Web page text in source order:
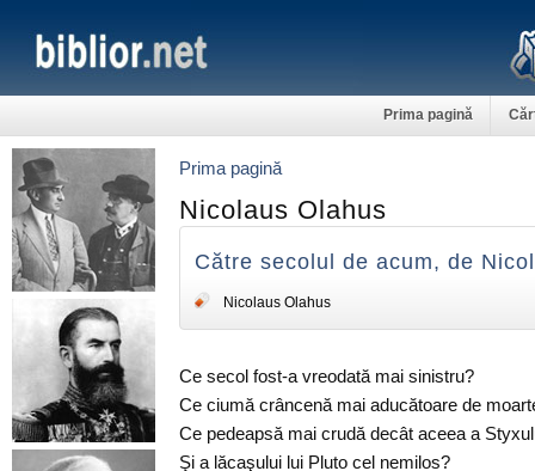
Prima pagină
Prima pagină
Nicolaus Olahus
Către secolul de acum, de
Nicolaus Olahus
Ce secol fost-a vreodată mai sinistru?
Ce ciumă crâncenă mai aducătoare de
Ce pedeapsă mai crudă decât aceea a
Şi a lăcaşului lui Pluto cel nemilos?